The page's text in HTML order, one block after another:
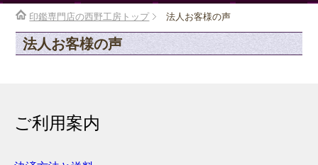
印鑑専門店の西野工房トップ 法人お客様の声
法人お客様の声
ご利用案内